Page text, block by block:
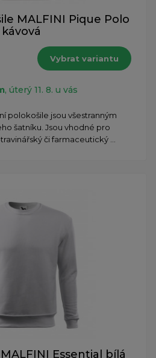
MALFINI Pique Polo
kávová
Vybrat variantu
, úterý 11. 8. u vás
polokošile jsou všestranným
šatníku. Jsou vhodné pro
či farmaceutický ...
Essential bílá